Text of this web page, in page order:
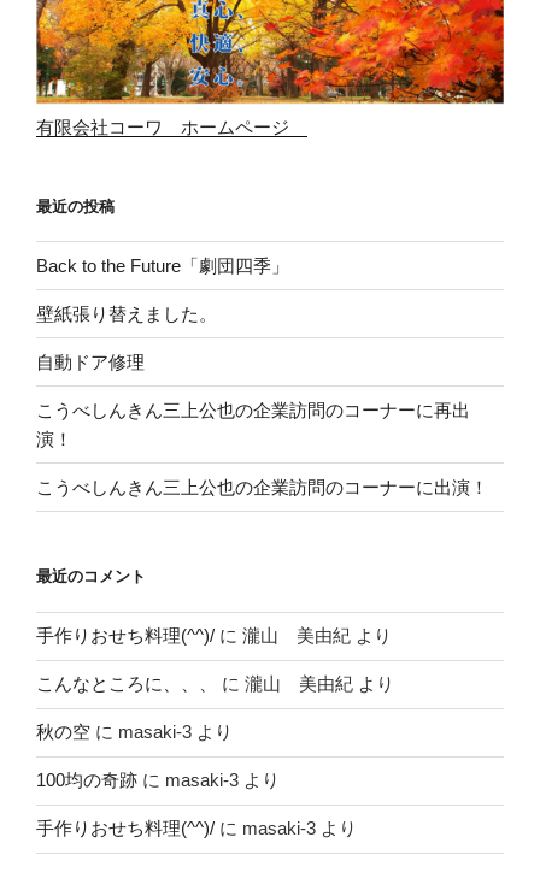
ァ
ニ
ア”
の
有限会社コーワ ホームページ
最近の投稿
Back to the Future「劇団四季」
壁紙張り替えました。
自動ドア修理
こうべしんきん三上公也の企業訪問のコーナーに再出
演！
こうべしんきん三上公也の企業訪問のコーナーに出演！
最近のコメント
手作りおせち料理(^^)/ に 瀧山 美由紀 より
こんなところに、、、 に 瀧山 美由紀 より
秋の空 に masaki-3 より
100均の奇跡 に masaki-3 より
手作りおせち料理(^^)/ に masaki-3 より